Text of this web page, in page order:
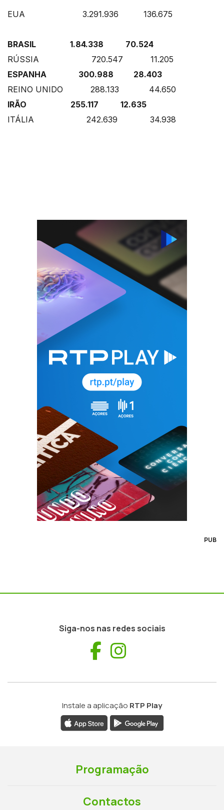
EUA 3.291.936 136.675
BRASIL 1.84.338 70.524
RÚSSIA 720.547 11.205
ESPANHA 300.988 28.403
REINO UNIDO 288.133 44.650
IRÃO 255.117 12.635
ITÁLIA 242.639 34.938
PUB
Siga-nos nas redes sociais
Facebook
Instale a aplicação RTP Play
Programação
Contactos